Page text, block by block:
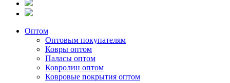
Оптом
Оптовым покупателям
Ковры оптом
Паласы оптом
Ковролин оптом
Ковровые покрытия оптом